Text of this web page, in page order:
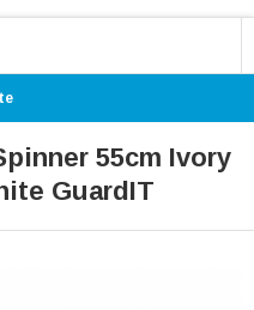
55cm Ivory
GuardIT